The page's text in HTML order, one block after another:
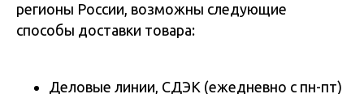
регионы России, возможны следующие
способы доставки товара:
Деловые линии, СДЭК (ежедневно с пн-пт)